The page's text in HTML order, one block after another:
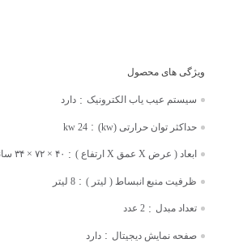
سیستم عیب یاب الکترونیک : دارد
حداکثر توان حرارتی (kw) :
24 kw
ابعاد ( عرض X عمق X ارتفاع ) : ۴۰ × ۷۲ × ۳۴ سانتی متر
ظرفیت منبع انبساط ( لیتر ) : 8 لیتر
تعداد مبدل : 2 عدد
صفحه نمایش دیجیتال : دارد